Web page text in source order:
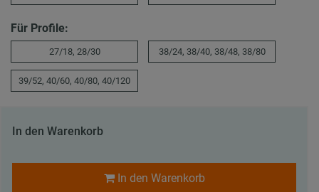
Für Profile:
27/18, 28/30 38/24, 38/40, 38/48, 38/80
39/52, 40/60, 40/80, 40/120
In den Warenkorb
In den Warenkorb